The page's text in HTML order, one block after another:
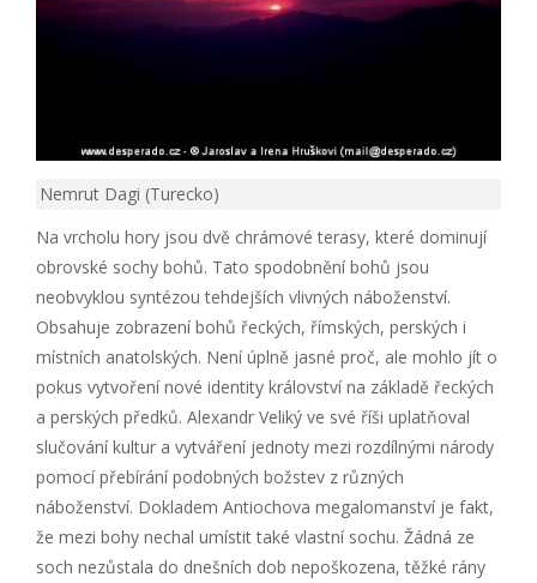
Nemrut Dagi (Turecko)
Na vrcholu hory jsou dvě chrámové terasy, které dominují
obrovské sochy bohů. Tato spodobnění bohů jsou
neobvyklou syntézou tehdejších vlivných náboženství.
Obsahuje zobrazení bohů řeckých, římských, perských i
místních anatolských. Není úplně jasné proč, ale mohlo jít o
pokus vytvoření nové identity království na základě řeckých
a perských předků. Alexandr Veliký ve své říši uplatňoval
slučování kultur a vytváření jednoty mezi rozdílnými národy
pomocí přebírání podobných božstev z různých
náboženství. Dokladem Antiochova megalomanství je fakt,
že mezi bohy nechal umístit také vlastní sochu. Žádná ze
soch nezůstala do dnešních dob nepoškozena, těžké rány